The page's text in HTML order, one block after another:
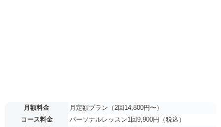
月額料金
月定額プラン（2回14,800円〜）
コース料金
パーソナルレッスン1回9,900円（税込）